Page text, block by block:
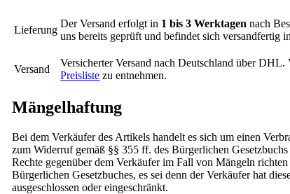
Lieferung
Der Versand erfolgt in 1 bis 3 Werktagen nach
uns bereits geprüft und befindet sich versandfertig
Versand
Versicherter Versand nach Deutschland über DHL.
Preisliste zu entnehmen.
Mängelhaftung
Bei dem Verkäufer des Artikels handelt es sich um einen
zum Widerruf gemäß §§ 355 ff. des Bürgerlichen
Rechte gegenüber dem Verkäufer im Fall von Mängeln
Bürgerlichen Gesetzbuches, es sei denn der Verkäufer hat
ausgeschlossen oder eingeschränkt.